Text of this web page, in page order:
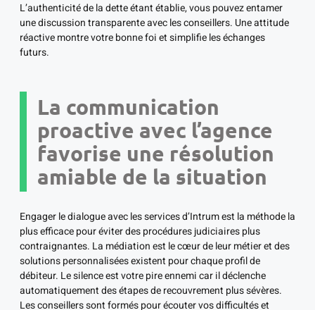
L’authenticité de la dette étant établie, vous pouvez entamer
une discussion transparente avec les conseillers. Une attitude
réactive montre votre bonne foi et simplifie les échanges
futurs.
La communication
proactive avec l’agence
favorise une résolution
amiable de la situation
Engager le dialogue avec les services d’Intrum est la méthode la
plus efficace pour éviter des procédures judiciaires plus
contraignantes. La médiation est le cœur de leur métier et des
solutions personnalisées existent pour chaque profil de
débiteur. Le silence est votre pire ennemi car il déclenche
automatiquement des étapes de recouvrement plus sévères.
Les conseillers sont formés pour écouter vos difficultés et